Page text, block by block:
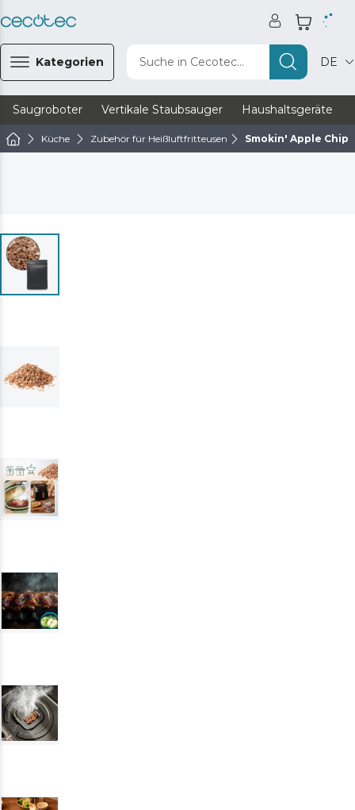
Kategorien Suche in Cecotec... DE
Saugroboter Vertikale Staubsauger Haushaltsgeräte
Küche Zubehör für Heißluftfritteusen Smokin' Apple Chips